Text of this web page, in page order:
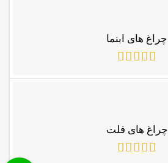
چراغ های ابنما
چراغ های فلت